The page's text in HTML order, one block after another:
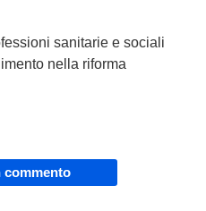
sanitarie e sociali
nella riforma
commento